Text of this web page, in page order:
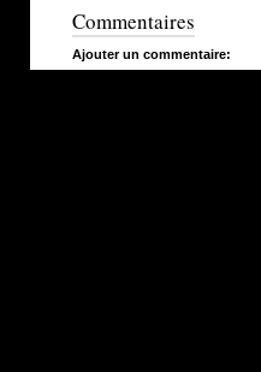
Commentaires
Ajouter un commentaire: